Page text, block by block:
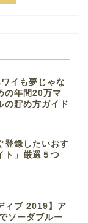
イも夢じゃな
の年間20万マ
の貯め方ガイド
登録したいおす
ト」厳選５つ
ィブ 2019】ア
ソーダブルー